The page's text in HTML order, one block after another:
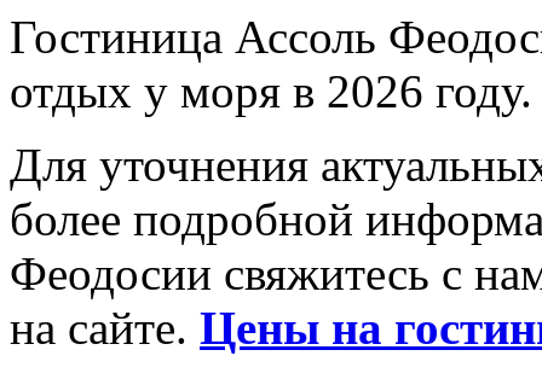
Гостиница Ассоль
отдых у моря в 2026 году.
Для уточнения
более подробной
Феодосии свяжитесь с
на сайте. Цены на